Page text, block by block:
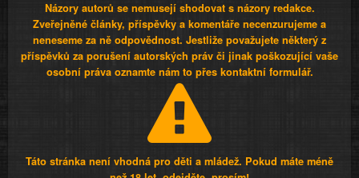
Názory autorů se nemusejí shodovat s názory redakce.
Zveřejněné články, příspěvky a komentáře necenzurujeme a
neneseme za ně odpovědnost. Jestliže považujete některý z
příspěvků za porušení autorských práv či jinak poškozující vaše
osobní práva oznamte nám to přes kontaktní formulář.
Táto stránka není vhodná pro děti a mládež. Pokud máte méně